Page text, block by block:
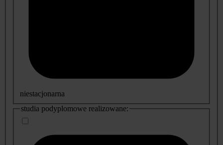
niestacjonarna
studia podyplomowe realizowane: